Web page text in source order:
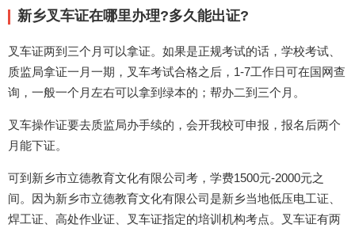
新乡叉车证在哪里办理?多久能出证?
叉车证两到三个月可以拿证。如果是正规考试的话，学校考试、
质监局拿证一月一期，叉车考试合格之后，1-7工作日可在国网查
询，一般一个月左右可以拿到绿本的；帮办二到三个月。
叉车操作证要去质监局办手续的，会开我校可申报，报名后两个
月能下证。
可到新乡市立德教育文化有限公司考，学费1500元-2000元之
间。因为新乡市立德教育文化有限公司是新乡当地低压电工证、
焊工证、高处作业证、叉车证指定的培训机构考点。叉车证有两